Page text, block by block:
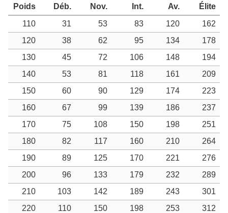
Poids Déb. Nov. Int. Av.
Élite
110
31 53 83 120
162
120
38 62 95 134
178
130
45 72 106 148
194
140
53 81 118 161
209
150
60 90 129 174
223
160
67 99 139 186
237
170
75 108 150 198
251
180
82 117 160 210
264
190
89 125 170 221
276
200
96 133 179 232
289
210
103 142 189 243
301
220
110 150 198 253
312